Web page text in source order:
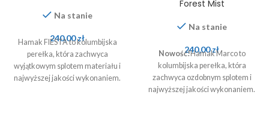
Na stanie
240,00zł
Hamak FIESTA to kolumbijska
perełka, która zachwyca
wyjątkowym splotem materiału i
najwyższej jakości wykonaniem.
Forest Mist
Na stanie
240,00zł
Nowość!Hamak Marco to
kolumbijska perełka, która
zachwyca ozdobnym splotem i
najwyższej jakości wykonaniem.